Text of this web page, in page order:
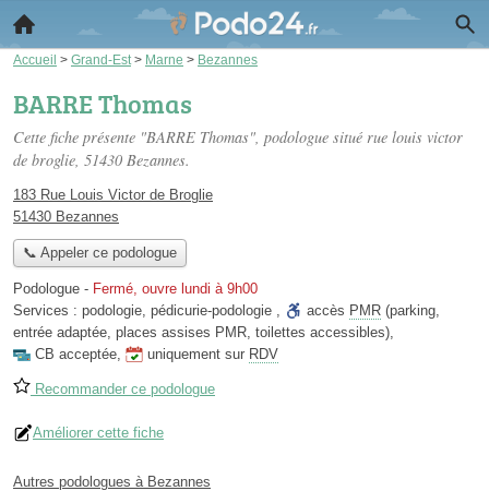
Accueil > Grand-Est > Marne > Bezannes
BARRE Thomas
Cette fiche présente "BARRE Thomas", podologue situé rue louis victor
de broglie, 51430 Bezannes.
183 Rue Louis Victor de Broglie
51430 Bezannes
📞 Appeler ce podologue
Podologue - Fermé, ouvre lundi à 9h00
Services : podologie, pédicurie-podologie , accès PMR (parking,
entrée adaptée, places assises PMR, toilettes accessibles),
CB acceptée, uniquement sur RDV
Recommander ce podologue
Améliorer cette fiche
Autres podologues à Bezannes